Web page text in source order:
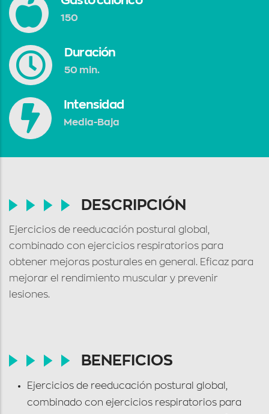
150
Duración
50 min.
Intensidad
Media-Baja
DESCRIPCIÓN
Ejercicios de reeducación postural global,
combinado con ejercicios respiratorios para
obtener mejoras posturales en general. Eficaz para
mejorar el rendimiento muscular y prevenir
lesiones.
BENEFICIOS
Ejercicios de reeducación postural global,
combinado con ejercicios respiratorios para